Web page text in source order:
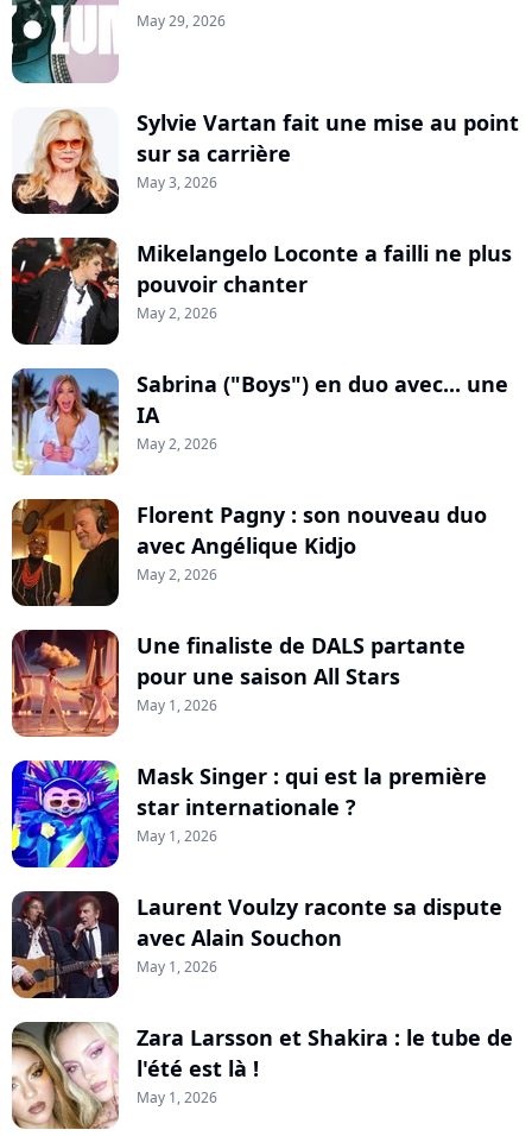
May 29, 2026
Sylvie Vartan fait une mise au point
sur sa carrière
May 3, 2026
Mikelangelo Loconte a failli ne plus
pouvoir chanter
May 2, 2026
Sabrina ("Boys") en duo avec... une
IA
May 2, 2026
Florent Pagny : son nouveau duo
avec Angélique Kidjo
May 2, 2026
Une finaliste de DALS partante
pour une saison All Stars
May 1, 2026
Mask Singer : qui est la première
star internationale ?
May 1, 2026
Laurent Voulzy raconte sa dispute
avec Alain Souchon
May 1, 2026
Zara Larsson et Shakira : le tube de
l'été est là !
May 1, 2026